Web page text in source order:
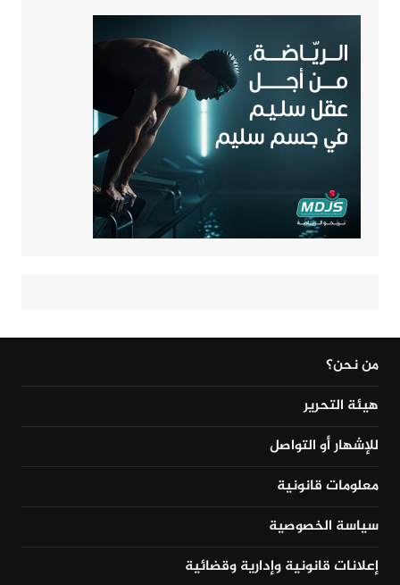
من نحن؟
هيئة التحرير
للإشهار أو التواصل
معلومات قانونية
سياسة الخصوصية
إعلانات قانونية وإدارية وقضائية